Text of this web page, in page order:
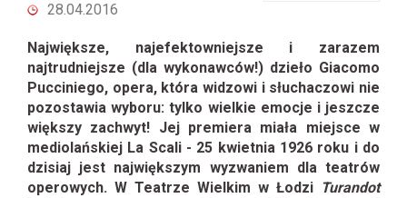
28.04.2016
Największe, najefektowniejsze i zarazem
najtrudniejsze (dla wykonawców!) dzieło Giacomo
Pucciniego, opera, która widzowi i słuchaczowi nie
pozostawia wyboru: tylko wielkie emocje i jeszcze
większy zachwyt! Jej premiera miała miejsce w
mediolańskiej La Scali - 25 kwietnia 1926 roku i do
dzisiaj jest największym wyzwaniem dla teatrów
operowych. W Teatrze Wielkim w Łodzi Turandot